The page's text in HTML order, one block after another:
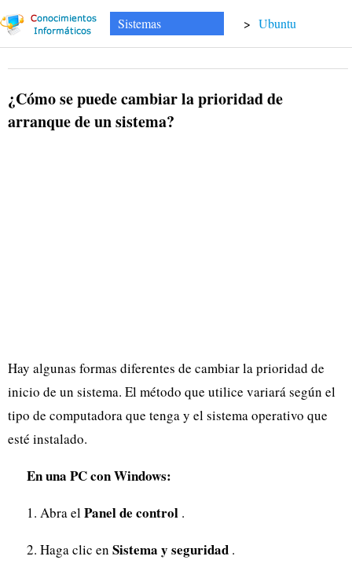
Sistemas > Ubuntu
¿Cómo se puede cambiar la prioridad de
arranque de un sistema?
Hay algunas formas diferentes de cambiar la prioridad de
inicio de un sistema. El método que utilice variará según el
tipo de computadora que tenga y el sistema operativo que
esté instalado.
En una PC con Windows:
1. Abra elPanel de control .
2. Haga clic en Sistema y seguridad .